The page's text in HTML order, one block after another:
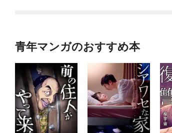
青年マンガのおすすめ本